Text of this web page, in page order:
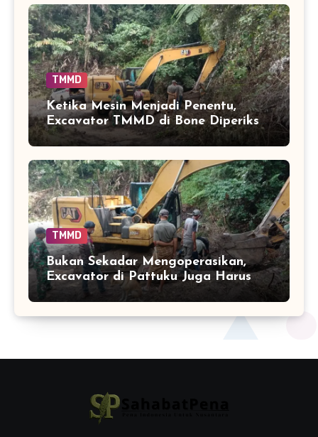
TMMD
Ketika Mesin Menjadi Penentu,
Excavator TMMD di Bone Diperiksa
Kesiapannya
TMMD
Bukan Sekadar Mengoperasikan,
Excavator di Pattuku Juga Harus
Dirawat